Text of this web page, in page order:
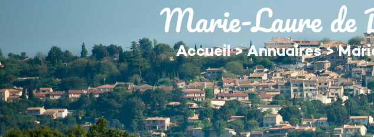
MA MAIRIE MON QUOTIDIEN
Marie-Laure de
Accueil>Annuaires>